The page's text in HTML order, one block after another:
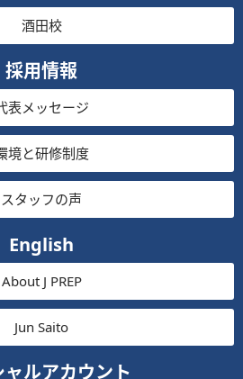
酒田校
採用情報
表メッセージ
境と研修制度
スタッフの声
English
About J PREP
Jun Saito
ャルアカウント